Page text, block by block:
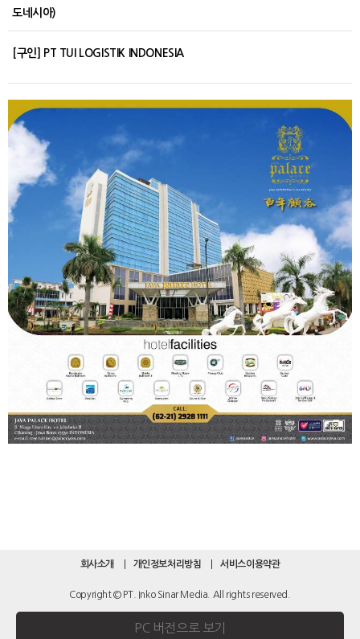
도네시아)
[구인] PT TUI LOGISTIK INDONESIA
회사소개 개인정보처리방침 서비스이용약관
Copyright © PT. Inko Sinar Media. All rights reserved.
PC 버전으로 보기